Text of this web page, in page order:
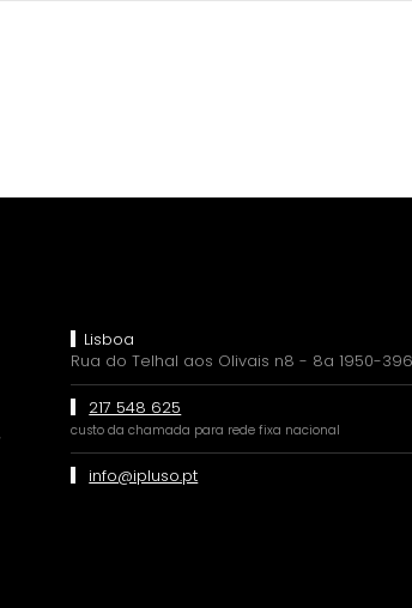
Lisboa
Rua do Telhal aos Olivais n8 - 8a 1950-
217 548 625
custo da chamada para rede fixa nacional
info@ipluso.pt